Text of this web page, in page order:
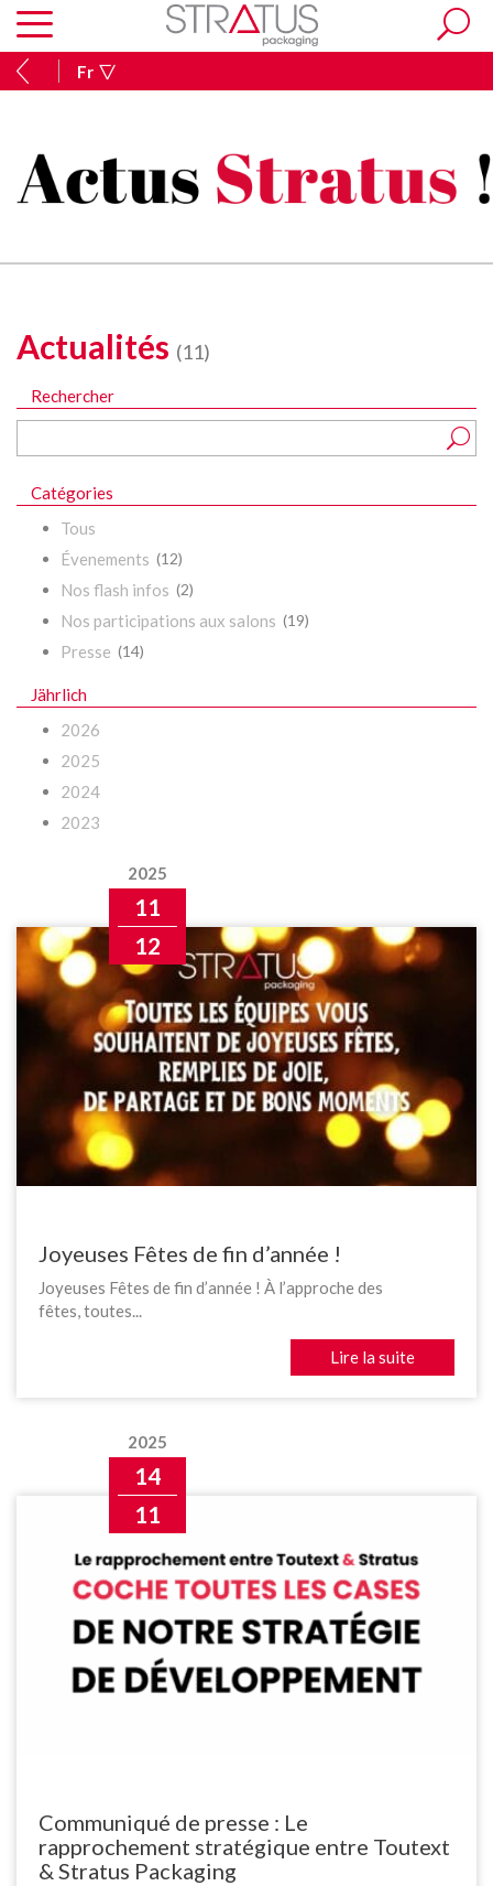
Fr
Actualités (11)
Rechercher
Catégories
Tous
Évenements (12)
Nos flash infos (2)
Nos participations aux salons (19)
Presse (14)
Jährlich
2026
2025
2024
2023
2025
11
12
Joyeuses Fêtes de fin d’année !
Joyeuses Fêtes de fin d’année ! À l’approche des
fêtes, toutes...
Lire la suite
2025
14
11
Communiqué de presse : Le
rapprochement stratégique entre Toutext
& Stratus Packaging